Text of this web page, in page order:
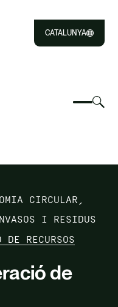
CATALUNYA
menú
CIRCULAR,
I RESIDUS
RECURSOS
de